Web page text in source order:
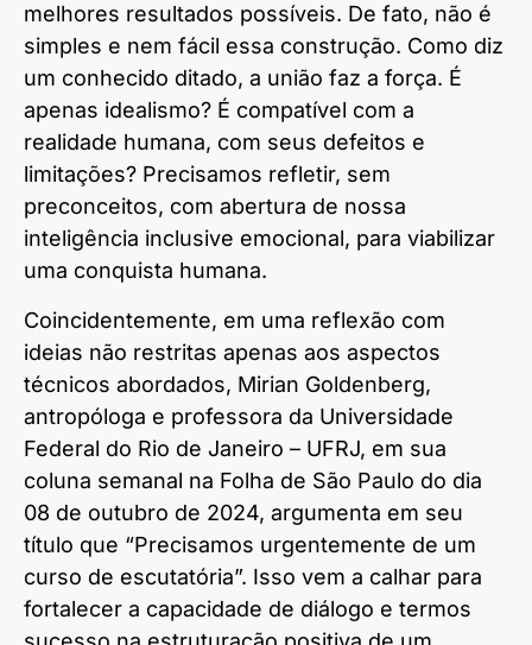
melhores resultados possíveis. De fato, não é
simples e nem fácil essa construção. Como diz
um conhecido ditado, a união faz a força. É
apenas idealismo? É compatível com a
realidade humana, com seus defeitos e
limitações? Precisamos refletir, sem
preconceitos, com abertura de nossa
inteligência inclusive emocional, para viabilizar
uma conquista humana.
Coincidentemente, em uma reflexão com
ideias não restritas apenas aos aspectos
técnicos abordados, Mirian Goldenberg,
antropóloga e professora da Universidade
Federal do Rio de Janeiro – UFRJ, em sua
coluna semanal na Folha de São Paulo do dia
08 de outubro de 2024, argumenta em seu
título que “Precisamos urgentemente de um
curso de escutatória”. Isso vem a calhar para
fortalecer a capacidade de diálogo e termos